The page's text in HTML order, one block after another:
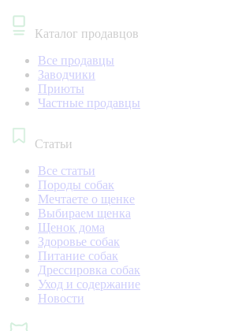
Каталог продавцов
Все продавцы
Заводчики
Приюты
Частные продавцы
Статьи
Все статьи
Породы собак
Мечтаете о щенке
Выбираем щенка
Щенок дома
Здоровье собак
Питание собак
Дрессировка собак
Уход и содержание
Новости